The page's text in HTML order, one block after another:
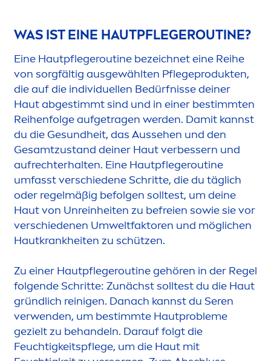
WAS IST EINE HAUTPFLEGEROUTINE?
Eine Hautpflegeroutine bezeichnet eine Reihe
von sorgfältig ausgewählten Pflegeprodukten,
die auf die individuellen Bedürfnisse deiner
Haut abgestimmt sind und in einer bestimmten
Reihenfolge aufgetragen werden. Damit kannst
du die Gesundheit, das Aussehen und den
Gesamtzustand deiner Haut verbessern und
aufrechterhalten. Eine Hautpflegeroutine
umfasst verschiedene Schritte, die du täglich
oder regelmäßig befolgen solltest, um deine
Haut von Unreinheiten zu befreien sowie sie vor
verschiedenen Umweltfaktoren und möglichen
Hautkrankheiten zu schützen.
Zu einer Hautpflegeroutine gehören in der Regel
folgende Schritte: Zunächst solltest du die Haut
gründlich reinigen. Danach kannst du Seren
verwenden, um bestimmte Hautprobleme
gezielt zu behandeln. Darauf folgt die
Feuchtigkeitspflege, um die Haut mit